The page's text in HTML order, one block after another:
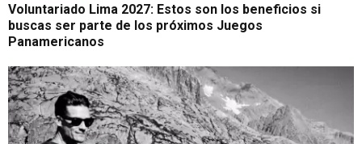
Voluntariado Lima 2027: Estos son los beneficios si
buscas ser parte de los próximos Juegos
Panamericanos